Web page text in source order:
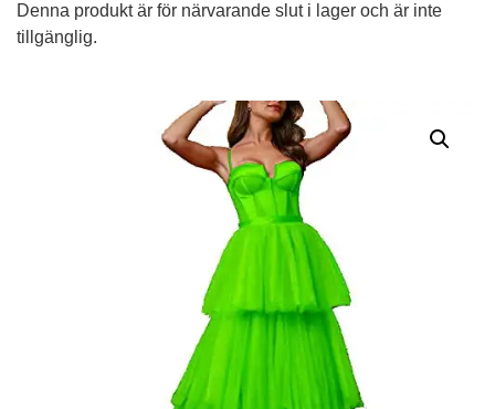
Denna produkt är för närvarande slut i lager och är inte
tillgänglig.